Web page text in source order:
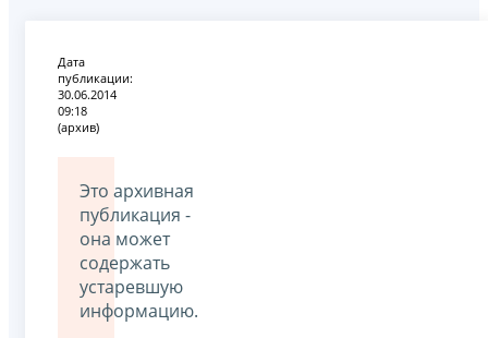
Дата
публикации:
30.06.2014
09:18
(архив)
Это архивная
публикация -
она может
содержать
устаревшую
информацию.